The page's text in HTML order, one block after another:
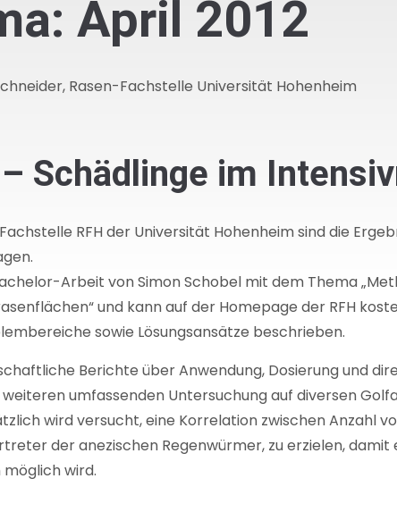
April 2012
Rasen-Fachstelle Universität Hohenheim
Schädlinge im
Fachstelle RFH der Universität Hohenheim sind die
Arbeit von Simon Schobel mit dem Thema
und kann auf der Homepage der RFH
sowie Lösungsansätze beschrieben.
Berichte über Anwendung, Dosierung und
umfassenden Untersuchung auf diversen
wird versucht, eine Korrelation zwischen Anzahl
der anezischen Regenwürmer, zu erzielen,
wird.